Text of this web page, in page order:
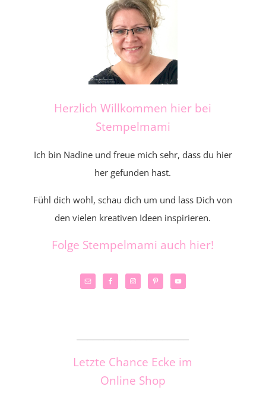
Herzlich Willkommen hier bei
Stempelmami
Ich bin Nadine und freue mich sehr, dass du hier
her gefunden hast.
Fühl dich wohl, schau dich um und lass Dich von
den vielen kreativen Ideen inspirieren.
Folge Stempelmami auch hier!
Letzte Chance Ecke im
Online Shop